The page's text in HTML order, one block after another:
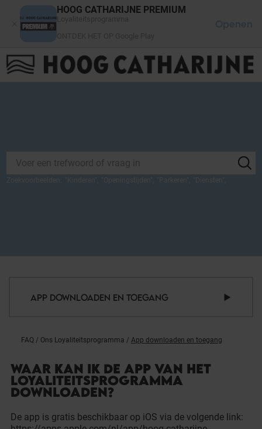
HOOG CATHARIJNE PREMIUM
Openen
FAQ
HET WINKELCENTRUM
LOG IN
APP DOWNLOADEN EN TOEGANG
FAQ / Ons Loyaliteitsprogramma / App downloaden en toegang
WAAR KAN IK DE APP VAN HET
LOYALITEITSPROGRAMMA
DOWNLOADEN?
De app is gratis beschikbaar op iOS via de volgende link:
Cookies beheer paneel